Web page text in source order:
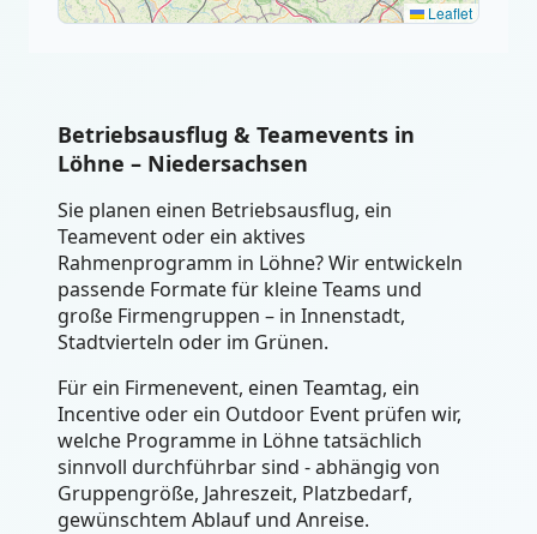
Leaflet
Betriebsausflug & Teamevents in
Löhne – Niedersachsen
Sie planen einen Betriebsausflug, ein
Teamevent oder ein aktives
Rahmenprogramm in Löhne? Wir entwickeln
passende Formate für kleine Teams und
große Firmengruppen – in Innenstadt,
Stadtvierteln oder im Grünen.
Für ein Firmenevent, einen Teamtag, ein
Incentive oder ein Outdoor Event prüfen wir,
welche Programme in Löhne tatsächlich
sinnvoll durchführbar sind - abhängig von
Gruppengröße, Jahreszeit, Platzbedarf,
gewünschtem Ablauf und Anreise.